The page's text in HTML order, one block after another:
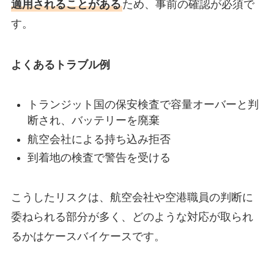
適用されることがあるため、事前の確認が必須で
す。
よくあるトラブル例
トランジット国の保安検査で容量オーバーと判
断され、バッテリーを廃棄
航空会社による持ち込み拒否
到着地の検査で警告を受ける
こうしたリスクは、航空会社や空港職員の判断に
委ねられる部分が多く、どのような対応が取られ
るかはケースバイケースです。